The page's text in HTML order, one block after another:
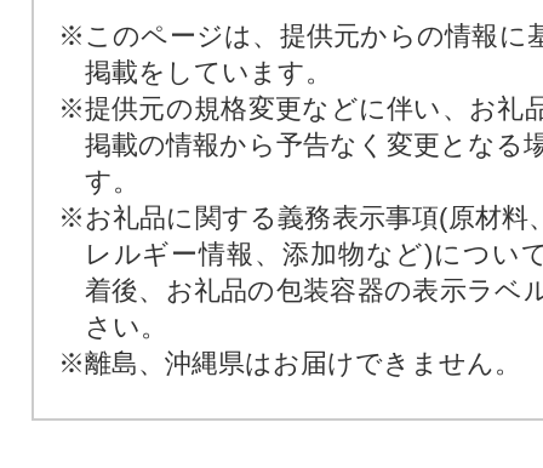
※このページは、提供元からの情報に
掲載をしています。
※提供元の規格変更などに伴い、お礼
掲載の情報から予告なく変更となる
す。
※お礼品に関する義務表示事項(原材料
レルギー情報、添加物など)につい
着後、お礼品の包装容器の表示ラベ
さい。
※離島、沖縄県はお届けできません。